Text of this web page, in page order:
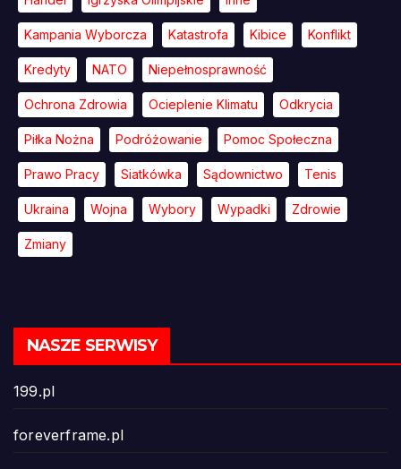
Kampania Wyborcza Katastrofa Kibice Konflikt
Kredyty NATO Niepełnosprawność
Ochrona Zdrowia Ocieplenie Klimatu Odkrycia
Piłka Nożna Podróżowanie Pomoc Społeczna
Prawo Pracy Siatkówka Sądownictwo Tenis
Ukraina Wojna Wybory Wypadki Zdrowie
Zmiany
NASZE SERWISY
199.pl
foreverframe.pl